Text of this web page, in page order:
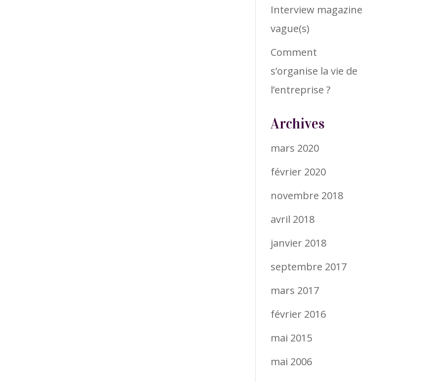
Interview magazine
vague(s)
Comment
s’organise la vie de
l’entreprise ?
Archives
mars 2020
février 2020
novembre 2018
avril 2018
janvier 2018
septembre 2017
mars 2017
février 2016
mai 2015
mai 2006